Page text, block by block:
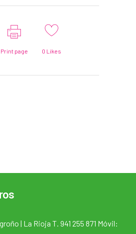
Print page 0 Likes
| La Rioja T. 941 255 871 Móvil: